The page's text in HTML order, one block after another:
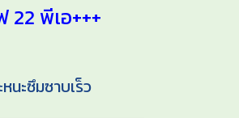
พีเอ+++
นะซึมซาบเร็ว